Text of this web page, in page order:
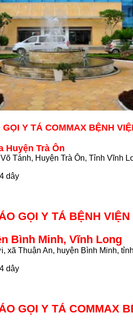
Y TÁ COMMAX BỆNH
Huyện Trà Ôn
Tánh, Huyện Trà Ôn, Tỉnh Vĩnh
dây
GỌI Y TÁ BỆNH
Bình Minh, Vĩnh Long
xã Thuận An, huyện Bình Minh,
dây
GỌI Y TÁ COMMAX